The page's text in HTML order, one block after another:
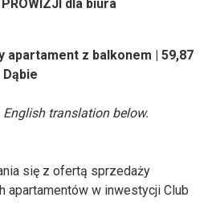
dla biura
apartament z balkonem | 59,87
translation below.
się z ofertą sprzedaży
apartamentów w inwestycji Club